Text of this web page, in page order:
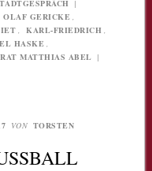
|
OLAF GERICKE
KARL-FRIEDRICH
HASKE
MATTHIAS ABEL |
VON TORSTEN
B